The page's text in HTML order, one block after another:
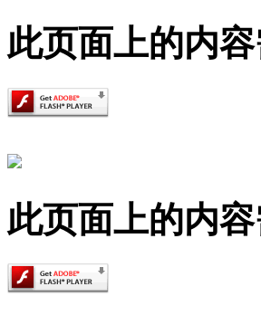
此页面上的内
此页面上的内